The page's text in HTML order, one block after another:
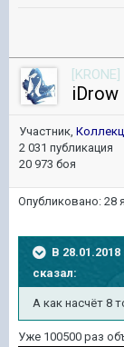
[KRONE]
iDrow
Участник,
2 031 публикация
20 973 боя
Опубликовано: 28
В
сказал:
А как насчёт 8
Уже 100500 раз